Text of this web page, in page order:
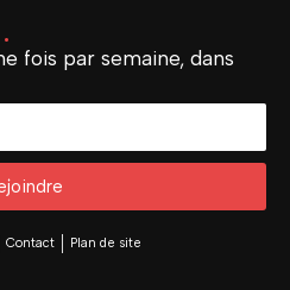
.
fois par semaine, dans
Contact Plan de site